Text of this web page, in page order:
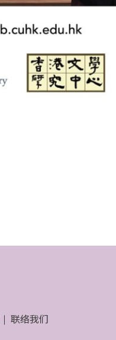
联络我们